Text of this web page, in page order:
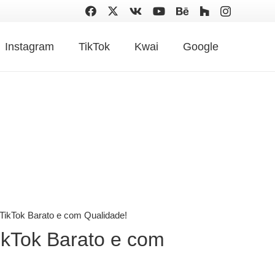
Instagram TikTok Kwai Google
Barato e com Qualidade!
Barato e com